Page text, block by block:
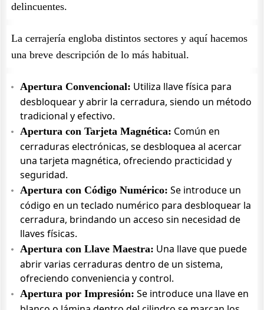
delincuentes.
La cerrajería engloba distintos sectores y aquí hacemos
una breve descripción de lo más habitual.
Apertura Convencional: Utiliza llave física para
desbloquear y abrir la cerradura, siendo un método
tradicional y efectivo.
Apertura con Tarjeta Magnética: Común en
cerraduras electrónicas, se desbloquea al acercar
una tarjeta magnética, ofreciendo practicidad y
seguridad.
Apertura con Código Numérico: Se introduce un
código en un teclado numérico para desbloquear la
cerradura, brindando un acceso sin necesidad de
llaves físicas.
Apertura con Llave Maestra: Una llave que puede
abrir varias cerraduras dentro de un sistema,
ofreciendo conveniencia y control.
Apertura por Impresión: Se introduce una llave en